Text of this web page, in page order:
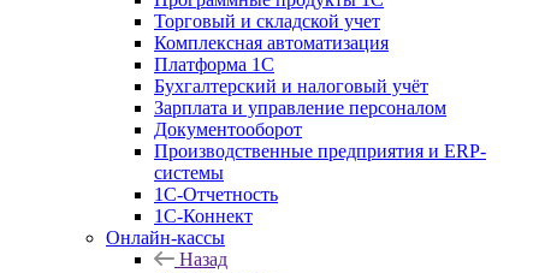
Торговый и складской учет
Комплексная автоматизация
Платформа 1С
Бухгалтерский и налоговый учёт
Зарплата и управление персоналом
Документооборот
Производственные предприятия и ERP-
системы
1С-Отчетность
1С-Коннект
Онлайн-кассы
Назад